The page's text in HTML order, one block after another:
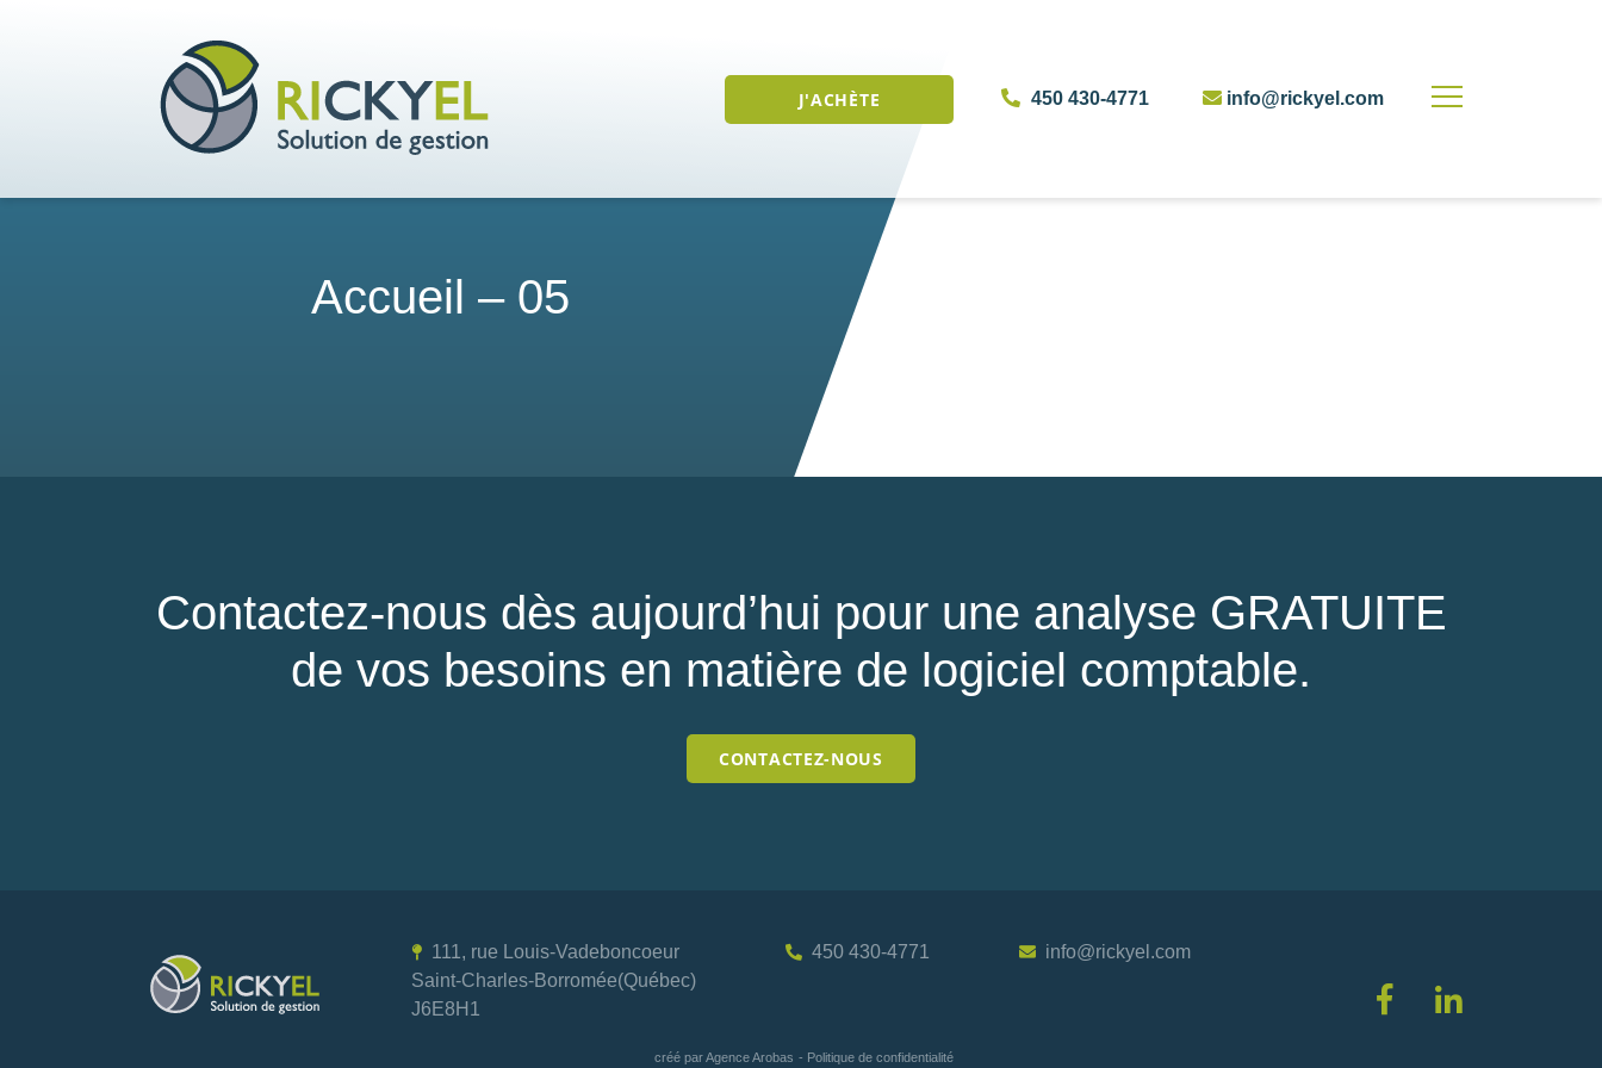
J'ACHÈTE 450 430-4771 info@rickyel.com
Accueil – 05
Contactez-nous dès aujourd’hui pour une analyse GRATUITE
de vos besoins en matière de logiciel comptable.
CONTACTEZ-NOUS
111, rue Louis-Vadeboncoeur
Saint-Charles-Borromée(Québec)
J6E8H1
450 430-4771 info@rickyel.com
créé par Agence Arobas - Politique de confidentialité